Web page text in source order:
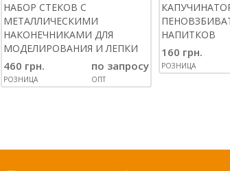
НАБОР СТЕКОВ С
МЕТАЛЛИЧЕСКИМИ
НАКОНЕЧНИКАМИ ДЛЯ
МОДЕЛИРОВАНИЯ И ЛЕПКИ
460 грн.
РОЗНИЦА
по запросу
ОПТ
НАПИТКОВ
160 грн.
РОЗНИЦА